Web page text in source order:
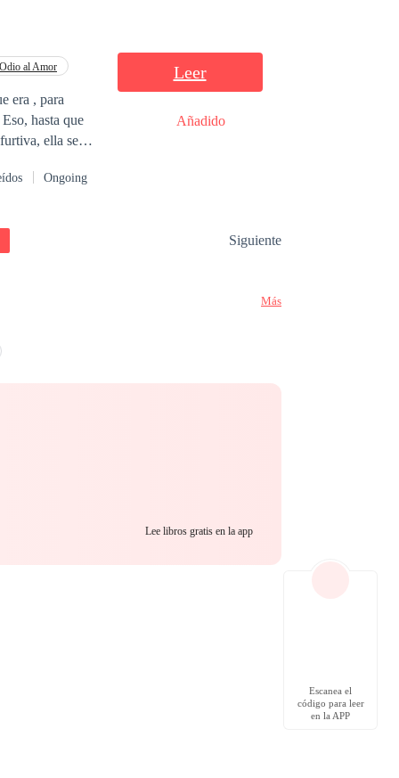
por tierras
con
al Amor
era , para
hasta que
nadie sabe que
Ongoing
Leer
Añadido
Siguiente
Más
Lee libros gratis en la app
Escanea el
código para leer
en la APP